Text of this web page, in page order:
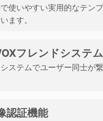
使いやすい実用的なテン
ます。
フレンドシステム
ステムでユーザー同士が
認証機能